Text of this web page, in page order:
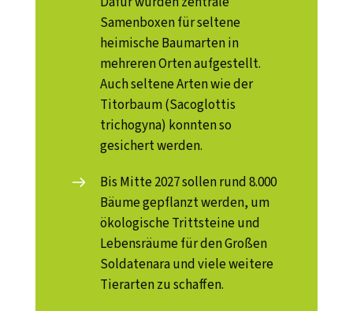
Samenboxen für seltene
heimische Baumarten in
mehreren Orten aufgestellt.
Auch seltene Arten wie der
Titorbaum (Sacoglottis
trichogyna) konnten so
gesichert werden.
Bis Mitte 2027 sollen rund8.000
Bäumegepflanzt werden, um
ökologische Trittsteine und
Lebensräume für den Großen
Soldatenara und viele weitere
Tierarten zu schaffen.